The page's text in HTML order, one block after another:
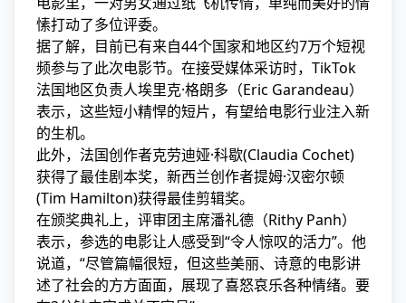
愫打动了多位评委。
据了解，目前已有来自44个国家和地区约7万个短视
频参与了此次电影节。在接受媒体采访时，TikTok
法国地区负责人埃里克·格朗多（Eric Garandeau）
表示，这些短小精悍的短片，有望给电影行业注入新
的生机。
此外，法国创作者克劳迪娅·科歇(Claudia Cochet)
获得了最佳剧本奖，新西兰创作者提姆·汉密尔顿
(Tim Hamilton)获得最佳剪辑奖。
在颁奖典礼上，评审团主席潘礼德（Rithy Panh）
表示，参选的电影让人感受到“令人惊叹的活力”。他
说道，“尽管篇幅很短，但这些美丽、诗意的电影讲
述了社会的方方面面，展现了喜怒哀乐各种情绪。要